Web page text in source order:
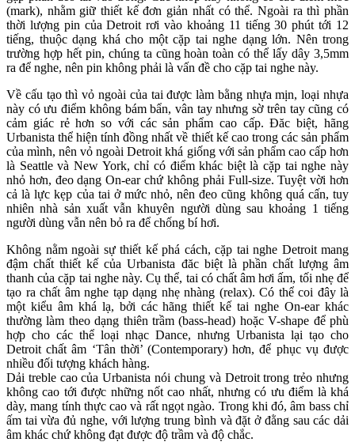
(mark), nhằm giữ thiết kế đơn giản nhất có thể. Ngoài ra thì phần
thời lượng pin của Detroit rơi vào khoảng 11 tiếng 30 phút tới 12
tiếng, thuộc dạng khá cho một cặp tai nghe dạng lớn. Nên trong
trường hợp hết pin, chúng ta cũng hoàn toàn có thể lấy dây 3,5mm
ra để nghe, nên pin không phải là vấn đề cho cặp tai nghe này.
Về cấu tạo thì vỏ ngoài của tai được làm bằng nhựa mịn, loại nhựa
này có ưu điểm không bám bẩn, vân tay nhưng sờ trên tay cũng có
cảm giác rẻ hơn so với các sản phẩm cao cấp. Đăc biệt, hãng
Urbanista thể hiện tính đồng nhất về thiết kế cao trong các sản phẩm
của mình, nên vỏ ngoài Detroit khá giống với sản phẩm cao cấp hơn
là Seattle và New York, chỉ có điểm khác biệt là cặp tai nghe này
nhỏ hơn, đeo dạng On-ear chứ không phải Full-size. Tuyệt vời hơn
cả là lực kẹp của tai ở mức nhỏ, nên đeo cũng không quá cấn, tuy
nhiên nhà sản xuất vẫn khuyên người dùng sau khoảng 1 tiếng
người dùng vẫn nên bỏ ra để chống bí hơi.
Không nằm ngoài sự thiết kế phá cách, cặp tai nghe Detroit mang
đậm chất thiết kế của Urbanista đăc biệt là phần chất lượng âm
thanh của cặp tai nghe này. Cụ thể, tai có chất âm hơi ấm, tối nhẹ để
tạo ra chất âm nghe tạp dạng nhẹ nhàng (relax). Có thể coi đây là
một kiểu âm khá lạ, bởi các hãng thiết kế tai nghe On-ear khác
thường làm theo dạng thiên trầm (bass-head) hoặc V-shape để phù
hợp cho các thể loại nhạc Dance, nhưng Urbanista lại tạo cho
Detroit chất âm ‘Tân thời’ (Contemporary) hơn, để phục vụ được
nhiều đối tượng khách hàng.
Dải treble cao của Urbanista nói chung và Detroit trong trẻo nhưng
không cao tới được những nốt cao nhất, nhưng có ưu điểm là khá
dày, mang tính thực cao và rất ngọt ngào. Trong khi đó, âm bass chỉ
ấm tai vừa đủ nghe, với lượng trung bình và đặt ở đằng sau các dải
âm khác chứ không đạt được độ trầm và độ chắc.